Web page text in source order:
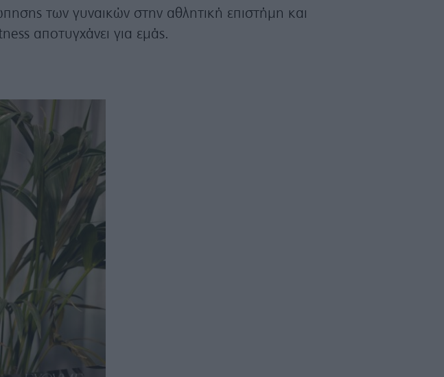
των γυναικών στην αθλητική επιστήμη και
αποτυγχάνει για εμάς.